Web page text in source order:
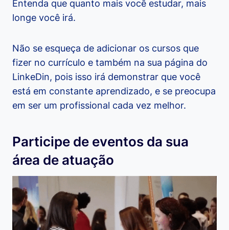
Entenda que quanto mais você estudar, mais
longe você irá.
Não se esqueça de adicionar os cursos que
fizer no currículo e também na sua página do
LinkeDin, pois isso irá demonstrar que você
está em constante aprendizado, e se preocupa
em ser um profissional cada vez melhor.
Participe de eventos da sua
área de atuação